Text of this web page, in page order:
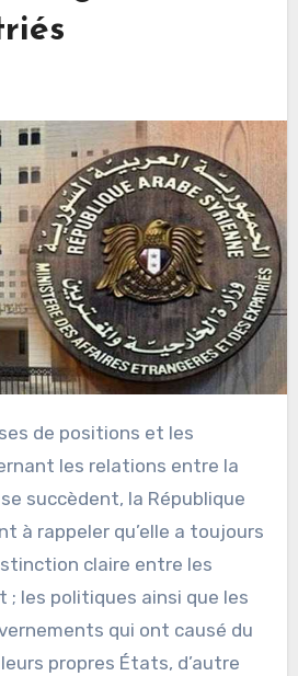
les relations entre la
succèdent, la République
à rappeler qu’elle a toujours
claire entre les
; les politiques ainsi que les
qui ont causé du
propres États, d’autre